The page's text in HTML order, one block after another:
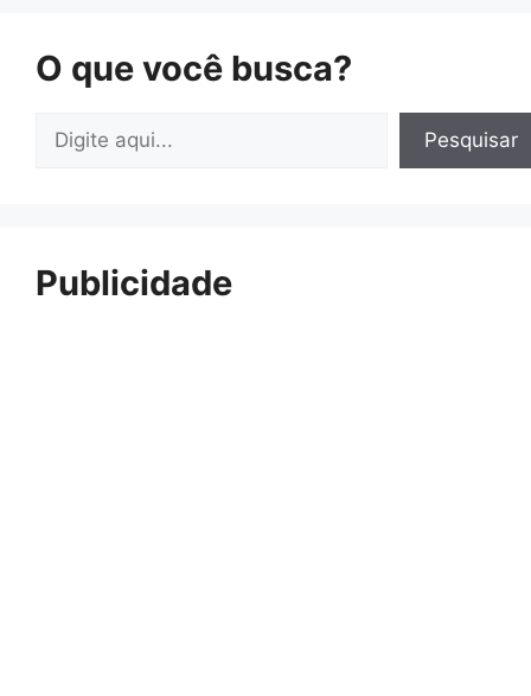
O que você busca?
Pesquisar
Publicidade